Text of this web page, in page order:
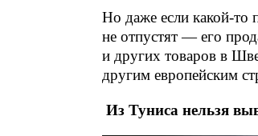
Но даже если какой-то
не отпустят — его
и других товаров в
другим европейским
Из Туниса нельзя